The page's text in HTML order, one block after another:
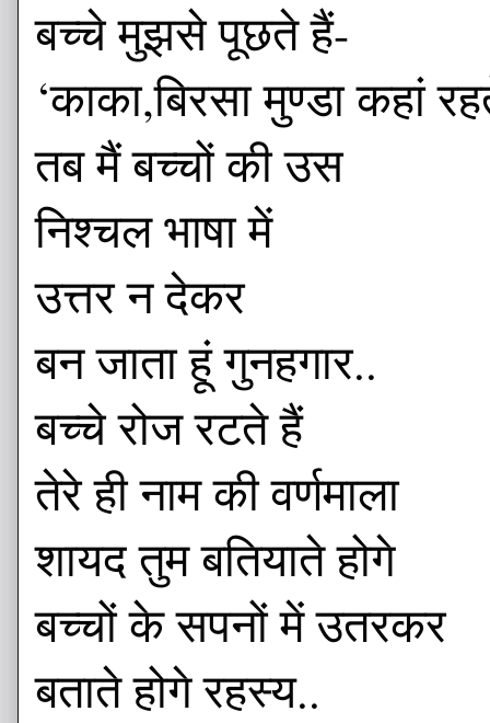
बच्चे मुझसे पूछते हैं-
‘काका,बिरसा मुण्डा कहां
तब मैं बच्चों की उस
निश्चल भाषा में
उत्तर न देकर
बन जाता हूं गुनहगार..
बच्चे रोज रटते हैं
तेरे ही नाम की वर्णमाला
शायद तुम बतियाते होगे
बच्चों के सपनों में उतरकर
बताते होगे रहस्य..